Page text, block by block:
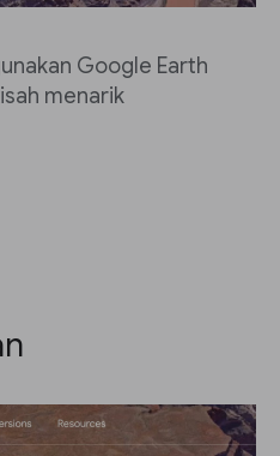
Google Earth
menarik